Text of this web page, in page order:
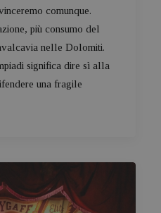
comunque.
più consumo del
nelle Dolomiti.
significa dire sì alla
una fragile